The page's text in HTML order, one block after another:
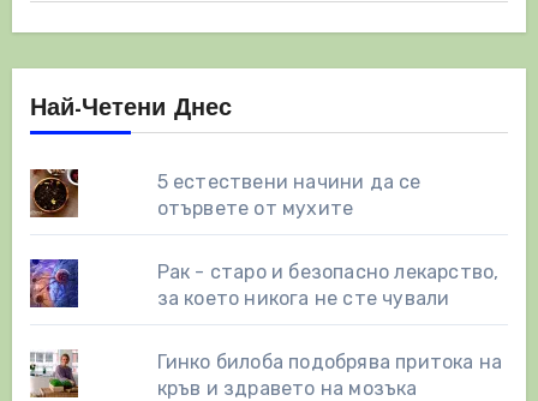
Най-Четени Днес
5 естествени начини да се
отървете от мухите
Рак - старо и безопасно лекарство,
за което никога не сте чували
Гинко билоба подобрява притока на
кръв и здравето на мозъка